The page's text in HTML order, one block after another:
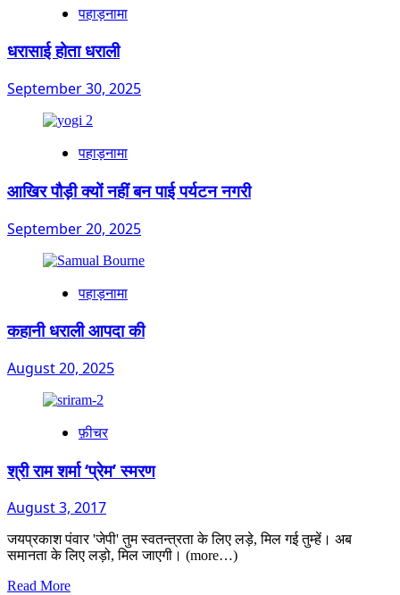
पहाड़नामा
धरासाई होता धराली
September 30, 2025
पहाड़नामा
आखिर पौड़ी क्यों नहीं बन पाई पर्यटन नगरी
September 20, 2025
पहाड़नामा
कहानी धराली आपदा की
August 20, 2025
फ़ीचर
श्री राम शर्मा ‘प्रेम’ स्मरण
August 3, 2017
जयप्रकाश पंवार 'जेपी' तुम स्वतन्त्रता के लिए लड़े, मिल गई तुम्हें। अब
समानता के लिए लड़ो, मिल जाएगी। (more…)
Read MoreRead